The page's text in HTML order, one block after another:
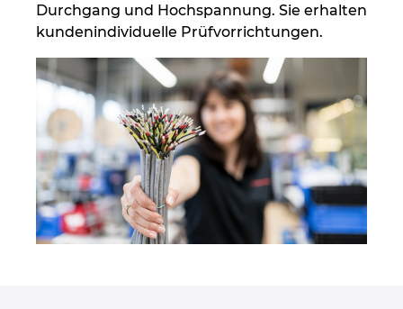
Durchgang und Hochspannung. Sie erhalten
kundenindividuelle Prüfvorrichtungen.